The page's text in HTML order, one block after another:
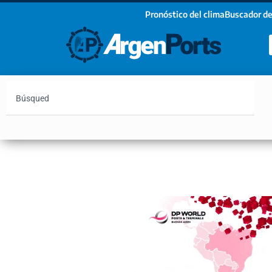
Pronóstico del climaBuscador
¡Sumate a nuestro Newsletter!
Email
Estoy de acuerdo con las condiciones y políticas